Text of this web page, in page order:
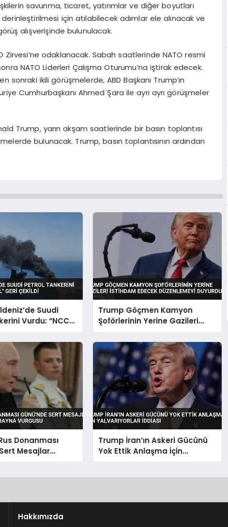
savunma, ticaret, yatırımlar ve diğer boyutları
için atılabilecek adımlar ele alınacak ve
alışverişinde bulunulacak.
Zirvesi’ne odaklanacak. Sabah saatlerinde NATO resmi
NATO Liderleri Çalışma Oturumu’na iştirak edecek.
ikili görüşmelerde, ABD Başkanı Trump’ın
Cumhurbaşkanı Ahmed Şara ile ayrı ayrı görüşmeler
Trump, yarın akşam saatlerinde bir basın toplantısı
bulunacak. Trump, basın toplantısının ardından
Suudi
Vurdu: “NCC
Çekildi
Trump Göçmen Kamyon
Şoförlerinin Yerine Gazileri
İstihdam Edecek Düzenlemeyi
Duyurdu
Donanması
Mesajlar
ve Ukrayna
Trump İran’ın Askeri Gücünü
Yok Ettik Anlaşma İçin
Yalvarıyorlar İddiası
Hakkımızda